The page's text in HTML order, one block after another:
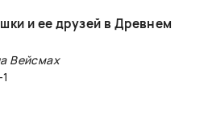
и ее друзей в Древнем
Вейсмах